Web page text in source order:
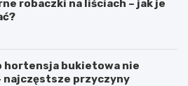
robaczki na liściach – jak je
hortensja bukietowa nie
najczęstsze przyczyny